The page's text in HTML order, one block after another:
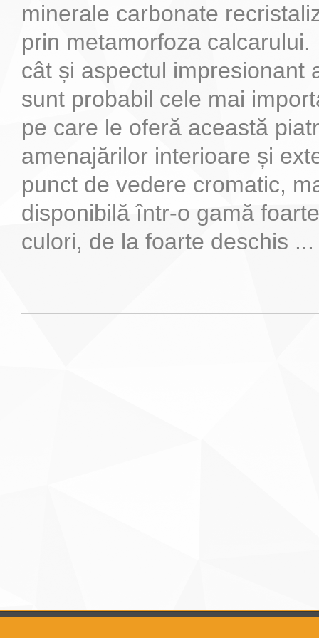
minerale carbonate
prin metamorfoza
cât și aspectul impresionant
sunt probabil cele mai
pe care le oferă această
amenajărilor interioare și
punct de vedere cromatic,
disponibilă într-o gamă
culori, de la foarte deschis ...